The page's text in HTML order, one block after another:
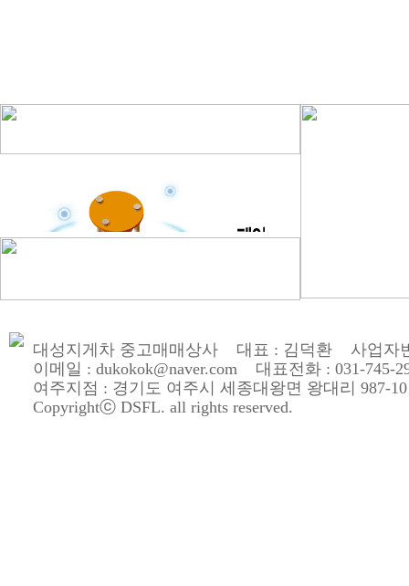
대성지게차 중고매매상사 대표 : 김덕환 사업자
이메일 : dukokok@naver.com 대표전화 : 031-745-
여주지점 : 경기도 여주시 세종대왕면 왕대리 987-10
Copyrightⓒ DSFL. all rights reserved.